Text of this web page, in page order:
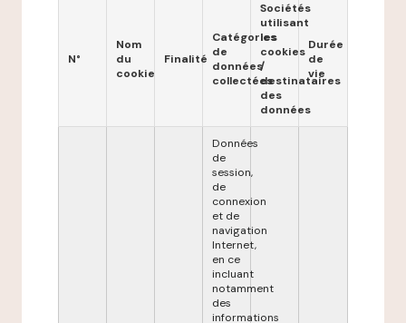
N°
Nom
du
cookie
Finalité
Catégories
de
données
collectées
Sociétés
utilisant
les
cookies
/
destinataires
des
données
Durée
de
vie
Données
de
session,
de
connexion
et de
navigation
Internet,
en ce
incluant
notamment
des
informations